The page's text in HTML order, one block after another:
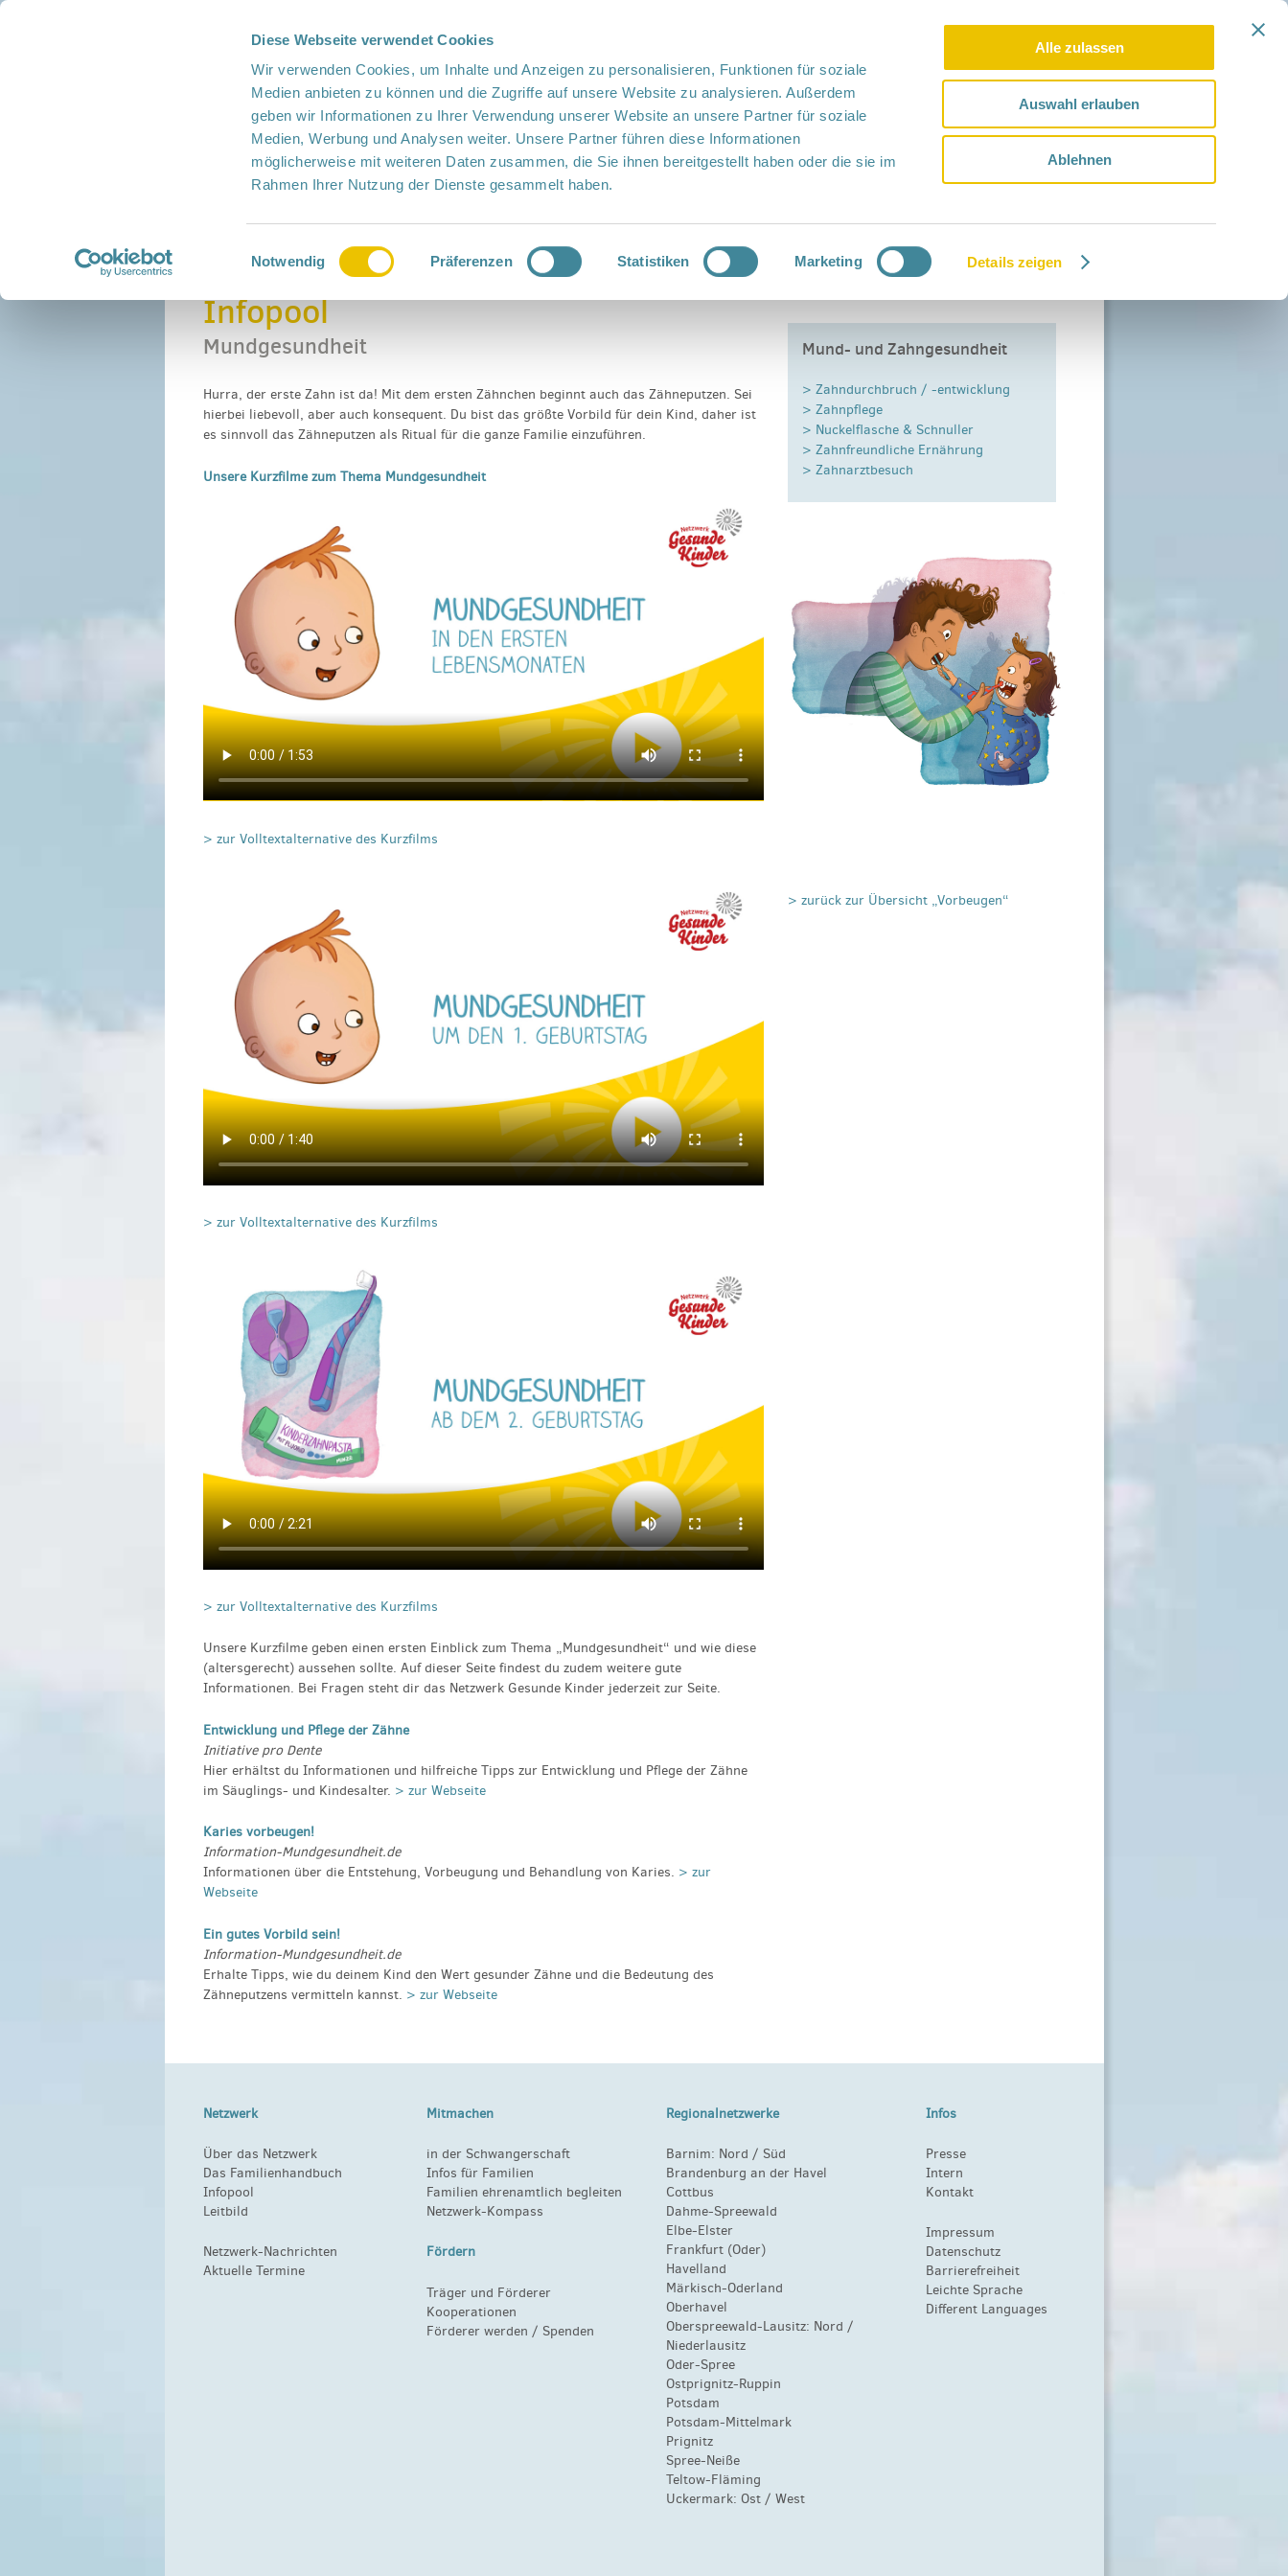
Diese Webseite verwendet Cookies
Wir verwenden Cookies, um Inhalte und Anzeigen zu personalisieren, Funktionen für soziale
Medien anbieten zu können und die Zugriffe auf unsere Website zu analysieren. Außerdem
geben wir Informationen zu Ihrer Verwendung unserer Website an unsere Partner für soziale
Medien, Werbung und Analysen weiter. Unsere Partner führen diese Informationen
möglicherweise mit weiteren Daten zusammen, die Sie ihnen bereitgestellt haben oder die sie im
Rahmen Ihrer Nutzung der Dienste gesammelt haben.
Einwilligungsauswahl
Notwendig Präferenzen Statistiken Marketing Details zeigen
Alle zulassen
Auswahl erlauben
Ablehnen
Intern Netzwerk-Kompass Leichte Sprache
Termine
Vorbeugen›Mundgesundheit
Infopool
Mundgesundheit
Hurra, der erste Zahn ist da! Mit dem ersten Zähnchen beginnt auch das Zähneputzen. Sei
hierbei liebevoll, aber auch konsequent. Du bist das größte Vorbild für dein Kind, daher ist
es sinnvoll das Zähneputzen als Ritual für die ganze Familie einzuführen.
Unsere Kurzfilme zum Thema Mundgesundheit
> zur Volltextalternative des Kurzfilms
> zur Volltextalternative des Kurzfilms
> zur Volltextalternative des Kurzfilms
Unsere Kurzfilme geben einen ersten Einblick zum Thema „Mundgesundheit“ und wie diese
(altersgerecht) aussehen sollte. Auf dieser Seite findest du zudem weitere gute
Informationen. Bei Fragen steht dir das Netzwerk Gesunde Kinder jederzeit zur Seite.
Entwicklung und Pflege der Zähne
Initiative pro Dente
Hier erhältst du Informationen und hilfreiche Tipps zur Entwicklung und Pflege der Zähne
im Säuglings- und Kindesalter. > zur Webseite
Karies vorbeugen!
Information-Mundgesundheit.de
Informationen über die Entstehung, Vorbeugung und Behandlung von Karies. > zur
Webseite
Ein gutes Vorbild sein!
Information-Mundgesundheit.de
Erhalte Tipps, wie du deinem Kind den Wert gesunder Zähne und die Bedeutung des
Zähneputzens vermitteln kannst. > zur Webseite
Mund- und Zahngesundheit
> Zahndurchbruch / -entwicklung
> Zahnpflege
> Nuckelflasche & Schnuller
> Zahnfreundliche Ernährung
> Zahnarztbesuch
> zurück zur Übersicht „Vorbeugen“
Netzwerk
Über das Netzwerk
Das Familienhandbuch
Infopool
Leitbild
Netzwerk-Nachrichten
Aktuelle Termine
Mitmachen
in der Schwangerschaft
Infos für Familien
Familien ehrenamtlich begleiten
Netzwerk-Kompass
Fördern
Träger und Förderer
Kooperationen
Förderer werden / Spenden
Regionalnetzwerke
Barnim: Nord / Süd
Brandenburg an der Havel
Cottbus
Dahme-Spreewald
Elbe-Elster
Frankfurt (Oder)
Havelland
Märkisch-Oderland
Oberhavel
Oberspreewald-Lausitz: Nord /
Niederlausitz
Oder-Spree
Ostprignitz-Ruppin
Potsdam
Potsdam-Mittelmark
Prignitz
Spree-Neiße
Teltow-Fläming
Uckermark:Ost /West
Infos
Presse
Intern
Kontakt
Impressum
Datenschutz
Barrierefreiheit
Leichte Sprache
Different Languages